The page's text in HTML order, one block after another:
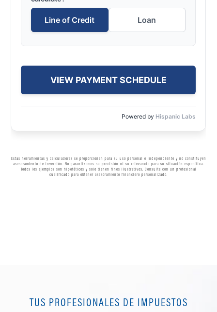
Estas herramientas y calculadoras se proporcionan para su uso personal e independiente y no constituyen
asesoramiento de inversión. No garantizamos su precisión ni su relevancia para su situación específica.
Todos los ejemplos son hipotéticos y solo tienen fines ilustrativos. Consulte con un profesional
cualificado para obtener asesoramiento financiero personalizado.
TUS PROFESIONALES DE IMPUESTOS